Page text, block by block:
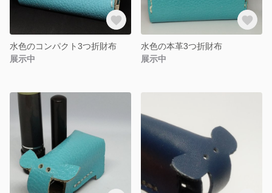
水色のコンパクト3つ折財布
展示中
水色の本革3つ折財布
展示中